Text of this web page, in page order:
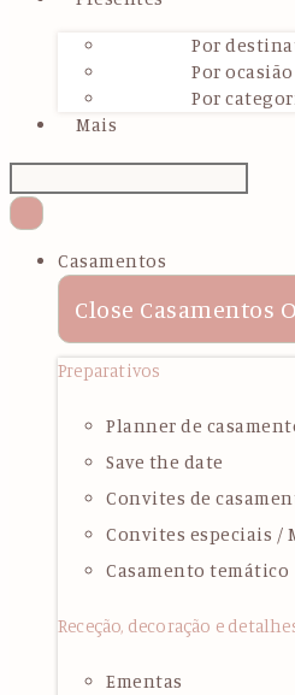
Por
Por ocasião
Por
Mais
Casamentos
Close Casamentos
Preparativos
Planner de
Save the date
Convites de
Convites especiais /
Casamento temático
Receção, decoração e
Ementas